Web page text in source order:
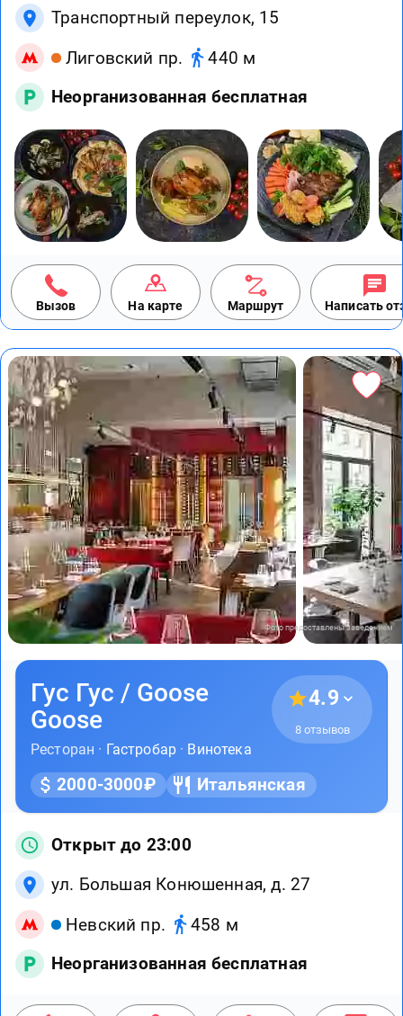
Транспортный переулок, 15
Лиговский пр.
440 м
Неорганизованная бесплатная
Вызов На карте Маршрут Написать
Фото предоставлены заведением
Гус Гус / Goose
Goose
Ресторан · Гастробар · Винотека
4.9
8 отзывов
2000-3000₽ Итальянская
Открыт до 23:00
ул. Большая Конюшенная, д. 27
Невский пр.
458 м
Неорганизованная бесплатная